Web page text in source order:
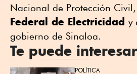
Nacional de Protección
Federal de Electricidad y
gobierno de Sinaloa.
Te puede interesar
POLÍTICA